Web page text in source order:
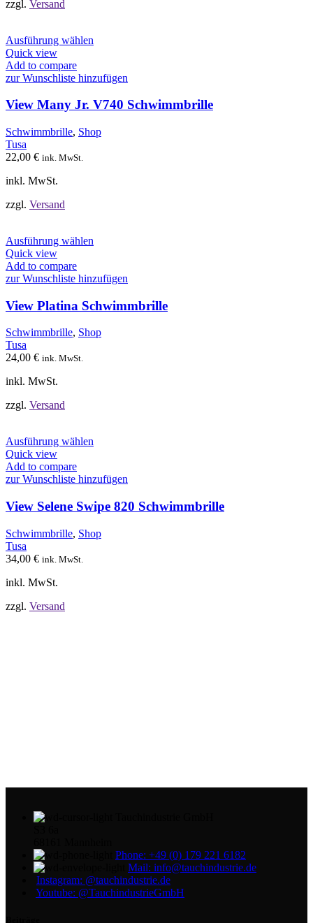
zzgl. Versand
Ausführung wählen
mehrere
auf.
Optionen
können
Quick view
Add to compare
zur Wunschliste hinzufügen
View Many Jr. V740 Schwimmbrille
Schwimmbrille, Shop
Tusa
22,00 € ink. MwSt.
inkl. MwSt.
zzgl. Versand
Ausführung wählen
mehrere
auf.
Die
Optionen
können
Quick view
Add to compare
zur Wunschliste hinzufügen
View Platina Schwimmbrille
Schwimmbrille, Shop
Tusa
24,00 € ink. MwSt.
inkl. MwSt.
zzgl. Versand
Ausführung wählen
mehrere
auf.
Die
Optionen
können
Quick view
Add to compare
zur Wunschliste hinzufügen
View Selene Swipe 820 Schwimmbrille
Schwimmbrille, Shop
Tusa
34,00 € ink. MwSt.
inkl. MwSt.
zzgl. Versand
Phone: +49 (0) 179 221 6182
Mail: info@tauchindustrie.de
Instagram: @tauchindustrie.de
Youtube: @TauchindustrieGmbH